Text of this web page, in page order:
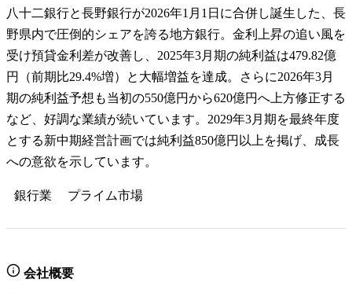
八十二銀行と長野銀行が2026年1月1日に合併し誕生した、長
野県内で圧倒的シェアを誇る地方銀行。金利上昇の追い風を
受け預貸金利差が改善し、2025年3月期の純利益は479.82億
円（前期比29.4%増）と大幅増益を達成。さらに2026年3月
期の純利益予想も当初の550億円から620億円へ上方修正する
など、好調な業績が続いています。2029年3月期を最終年度
とする新中期経営計画では純利益850億円以上を掲げ、成長
への意欲を示しています。
銀行業 プライム市場
会社概要